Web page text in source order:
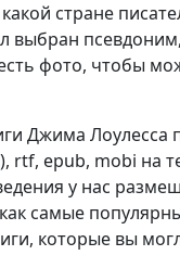
стране
выбран
фото, чтобы
Джима
rtf, epub, mobi на
у нас
самые
которые вы